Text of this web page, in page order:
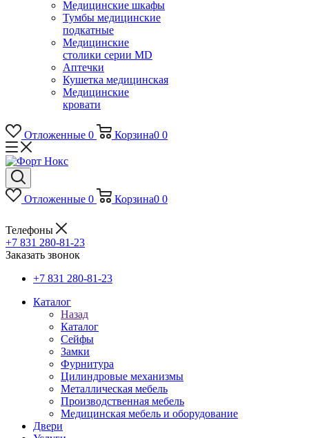
Медицинские шкафы
Тумбы медицинские
подкатные
Медицинские
столики серии MD
Аптечки
Кушетка медицинская
Медицинские
кровати
Отложенные 0 Корзина0 0
Отложенные 0 Корзина0 0
Телефоны
+7 831 280-81-23
Заказать звонок
+7 831 280-81-23
Каталог
Назад
Каталог
Сейфы
Замки
Фурнитура
Цилиндровые механизмы
Металлическая мебель
Производственная мебель
Медицинская мебель и оборудование
Двери